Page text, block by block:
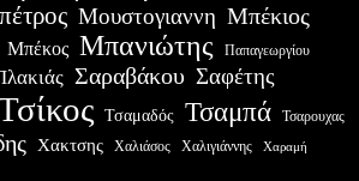
Μουστογιαννη Μπέκιος
Μπέκος Μπανιώτης Παπαγεωργίου
Σαραβάκου Σαφέτης
Τσαμαδός Τσαμπά Τσαρουχας
Χακτσης Χαλιάσος Χαλιγιάννης Χαραμή